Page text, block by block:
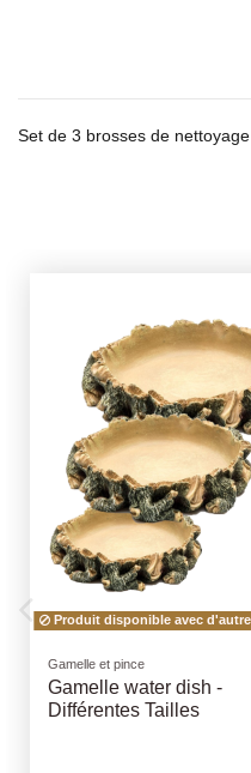
Set de 3 brosses de
Racines et plantes
PLANTE
HAGEN